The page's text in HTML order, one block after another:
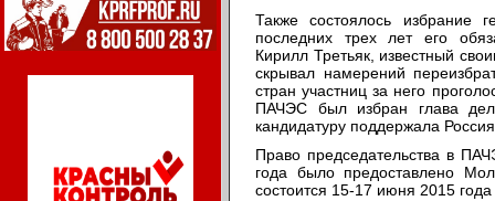
Также состоялось избрание
последних трех лет его
Кирилл Третьяк, известный
скрывал намерений
стран участниц за него
ПАЧЭС был избран глава
кандидатуру поддержала
Право председательства в
года было предоставлено
состоится 15-17 июня 2015